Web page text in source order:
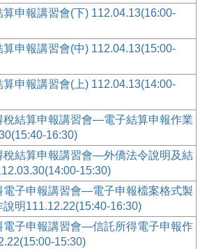
申報講習會(下) 112.04.13(16:00-
申報講習會(中) 112.04.13(15:00-
申報講習會(上) 112.04.13(14:00-
稅結算申報講習會—電子結算申報作業
16:30)
稅結算申報講習會—外僑法令說明及結
15:30)
電子申報講習會—電子申報檔案格式製
明111.12.22(15:40-16:30)
電子申報講習會—信託所得電子申報作
15:30)